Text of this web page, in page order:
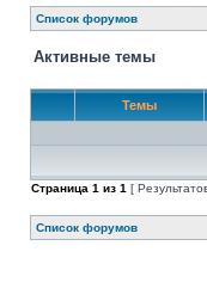
Список форумов
Активные темы
Темы
Страница 1 из 1 [
Список форумов